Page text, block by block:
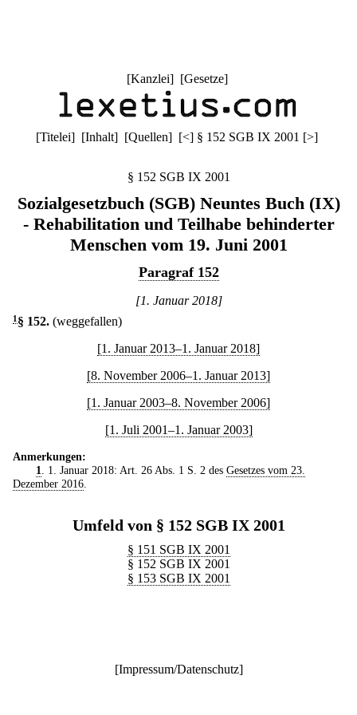
[Kanzlei] [Gesetze]
[Titelei] [Inhalt] [Quellen] [<] § 152 SGB IX 2001 [>]
§ 152 SGB IX 2001
Sozialgesetzbuch (SGB) Neuntes Buch (IX)
- Rehabilitation und Teilhabe behinderter
Menschen vom 19. Juni 2001
Paragraf 152
[1. Januar 2018]
1 § 152. (weggefallen)
[1. Januar 2013–1. Januar 2018]
[8. November 2006–1. Januar 2013]
[1. Januar 2003–8. November 2006]
[1. Juli 2001–1. Januar 2003]
Anmerkungen:
1
. 1. Januar 2018: Art. 26 Abs. 1 S. 2 des Gesetzes vom 23.
Dezember 2016
Umfeld von § 152 SGB IX 2001
§ 151 SGB IX 2001
§ 152 SGB IX 2001
§ 153 SGB IX 2001
[Impressum/Datenschutz]